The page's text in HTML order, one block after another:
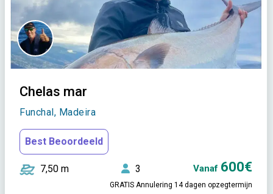
Chelas mar
Funchal, Madeira
Best Beoordeeld
7,50 m 3 Vanaf 600€
GRATIS Annulering 14 dagen opzegtermijn